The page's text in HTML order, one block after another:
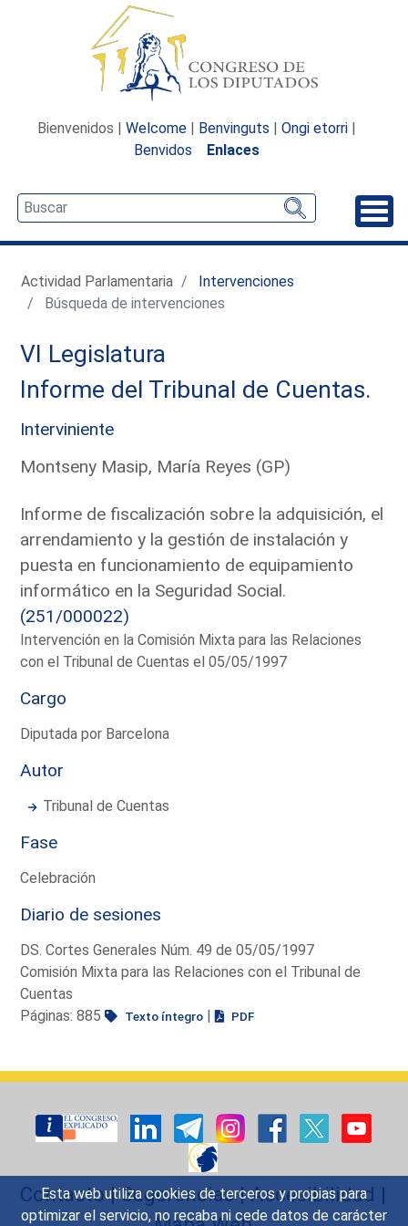
Esta web utiliza cookies de terceros y propias para
optimizar el servicio, no recaba ni cede datos de carácter
Bienvenidos | Welcome | Benvinguts | Ongi etorri |
Benvidos
Enlaces
Actividad Parlamentaria
Intervenciones
Búsqueda de intervenciones
VI Legislatura
Informe del Tribunal de Cuentas.
Interviniente
Montseny Masip, María Reyes (GP)
Informe de fiscalización sobre la adquisición, el
arrendamiento y la gestión de instalación y
puesta en funcionamiento de equipamiento
informático en la Seguridad Social.
(251/000022)
Intervención en la Comisión Mixta para las Relaciones
con el Tribunal de Cuentas el 05/05/1997
Cargo
Diputada por Barcelona
Autor
Tribunal de Cuentas
Fase
Celebración
Diario de sesiones
DS. Cortes Generales Núm. 49 de 05/05/1997
Comisión Mixta para las Relaciones con el Tribunal de
Cuentas
Páginas: 885
Texto íntegro | PDF
Contacto|Sugerencias|Accesibilidad |